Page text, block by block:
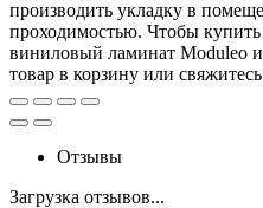
производить укладку в
проходимостью. Чтобы купить
виниловый ламинат Moduleo
товар в корзину или
Отзывы
Загрузка отзывов...